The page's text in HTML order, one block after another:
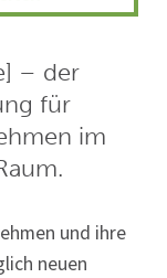
– der
für
im
und ihre
neuen